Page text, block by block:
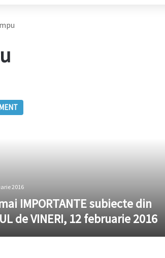
2016
IMPORTANTE subiecte din
de VINERI, 12 februarie 2016